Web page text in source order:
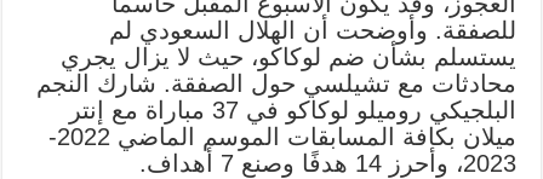
للصفقة. وأوضحت أن الهلال السعودي لم
يستسلم بشأن ضم لوكاكو، حيث لا يزال يجري
محادثات مع تشيلسي حول الصفقة. شارك النجم
البلجيكي روميلو لوكاكو في 37 مباراة مع إنتر
ميلان بكافة المسابقات الموسم الماضي 2022-
2023، وأحرز 14 هدفًا وصنع 7 أهداف.